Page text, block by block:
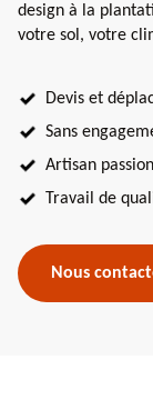
design à la
votre sol, votre
Devis et
Sans
Artisan
Travail de
Nous